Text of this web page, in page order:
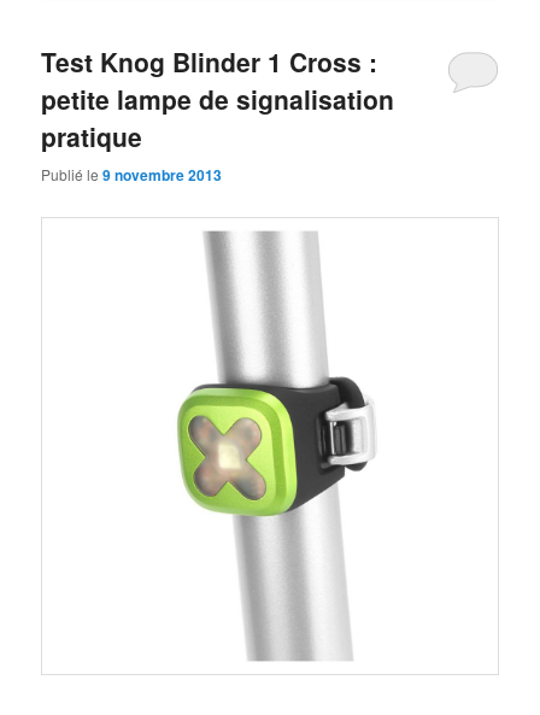
Test Knog Blinder 1 Cross :
petite lampe de signalisation
pratique
Publié le9 novembre 2013